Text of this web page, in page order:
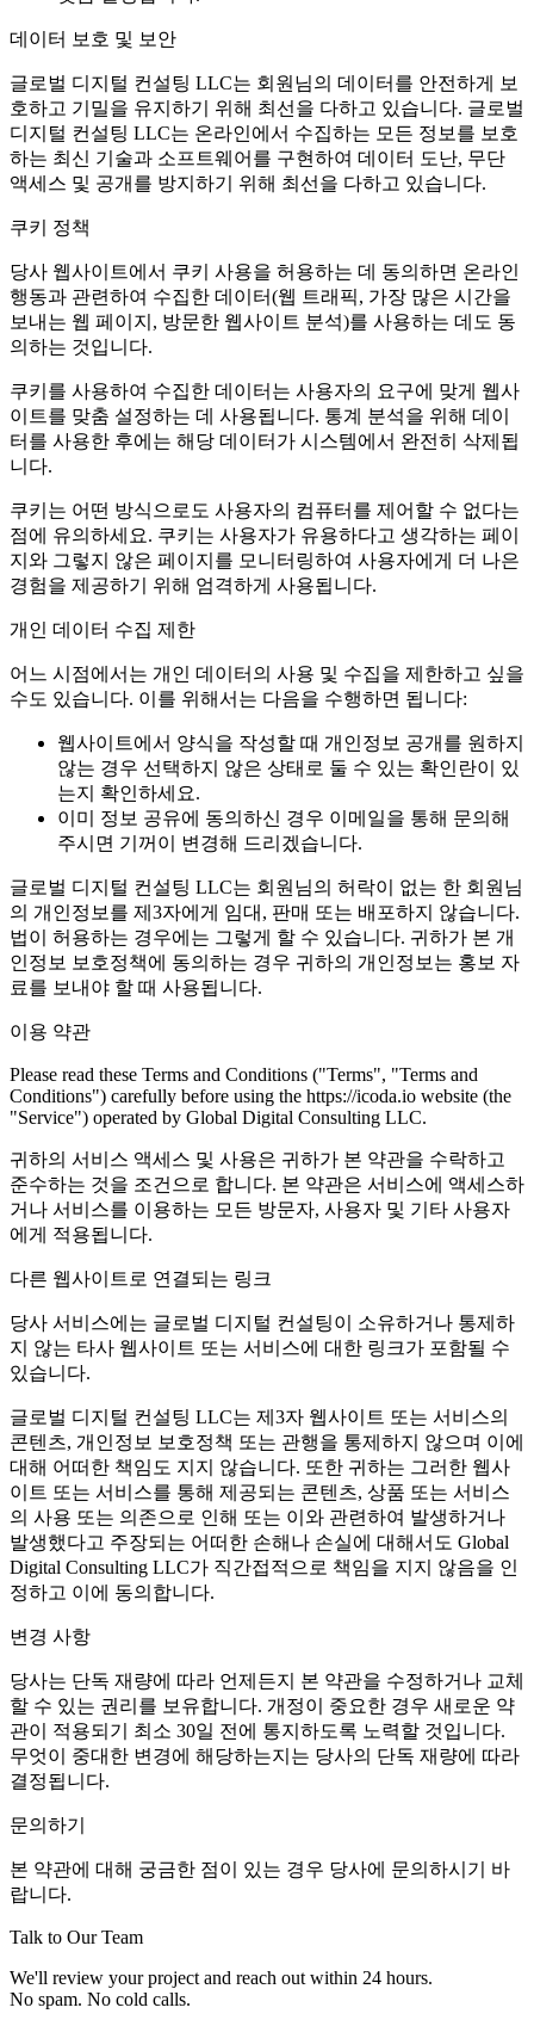
데이터 보호 및 보안
글로벌 디지털 컨설팅 LLC는 회원님의 데이터를 안전하게 보
호하고 기밀을 유지하기 위해 최선을 다하고 있습니다. 글로벌
디지털 컨설팅 LLC는 온라인에서 수집하는 모든 정보를 보호
하는 최신 기술과 소프트웨어를 구현하여 데이터 도난, 무단
액세스 및 공개를 방지하기 위해 최선을 다하고 있습니다.
쿠키 정책
당사 웹사이트에서 쿠키 사용을 허용하는 데 동의하면 온라인
행동과 관련하여 수집한 데이터(웹 트래픽, 가장 많은 시간을
보내는 웹 페이지, 방문한 웹사이트 분석)를 사용하는 데도 동
의하는 것입니다.
쿠키를 사용하여 수집한 데이터는 사용자의 요구에 맞게 웹사
이트를 맞춤 설정하는 데 사용됩니다. 통계 분석을 위해 데이
터를 사용한 후에는 해당 데이터가 시스템에서 완전히 삭제됩
니다.
쿠키는 어떤 방식으로도 사용자의 컴퓨터를 제어할 수 없다는
점에 유의하세요. 쿠키는 사용자가 유용하다고 생각하는 페이
지와 그렇지 않은 페이지를 모니터링하여 사용자에게 더 나은
경험을 제공하기 위해 엄격하게 사용됩니다.
개인 데이터 수집 제한
어느 시점에서는 개인 데이터의 사용 및 수집을 제한하고 싶을
수도 있습니다. 이를 위해서는 다음을 수행하면 됩니다:
웹사이트에서 양식을 작성할 때 개인정보 공개를 원하지
않는 경우 선택하지 않은 상태로 둘 수 있는 확인란이 있
는지 확인하세요.
이미 정보 공유에 동의하신 경우 이메일을 통해 문의해
주시면 기꺼이 변경해 드리겠습니다.
글로벌 디지털 컨설팅 LLC는 회원님의 허락이 없는 한 회원님
의 개인정보를 제3자에게 임대, 판매 또는 배포하지 않습니다.
법이 허용하는 경우에는 그렇게 할 수 있습니다. 귀하가 본 개
인정보 보호정책에 동의하는 경우 귀하의 개인정보는 홍보 자
료를 보내야 할 때 사용됩니다.
이용 약관
Please read these Terms and Conditions ("Terms", "Terms and
Conditions") carefully before using the https://icoda.io website (the
"Service") operated by Global Digital Consulting LLC.
귀하의 서비스 액세스 및 사용은 귀하가 본 약관을 수락하고
준수하는 것을 조건으로 합니다. 본 약관은 서비스에 액세스하
거나 서비스를 이용하는 모든 방문자, 사용자 및 기타 사용자
에게 적용됩니다.
다른 웹사이트로 연결되는 링크
당사 서비스에는 글로벌 디지털 컨설팅이 소유하거나 통제하
지 않는 타사 웹사이트 또는 서비스에 대한 링크가 포함될 수
있습니다.
글로벌 디지털 컨설팅 LLC는 제3자 웹사이트 또는 서비스의
콘텐츠, 개인정보 보호정책 또는 관행을 통제하지 않으며 이에
대해 어떠한 책임도 지지 않습니다. 또한 귀하는 그러한 웹사
이트 또는 서비스를 통해 제공되는 콘텐츠, 상품 또는 서비스
의 사용 또는 의존으로 인해 또는 이와 관련하여 발생하거나
발생했다고 주장되는 어떠한 손해나 손실에 대해서도 Global
Digital Consulting LLC가 직간접적으로 책임을 지지 않음을 인
정하고 이에 동의합니다.
변경 사항
당사는 단독 재량에 따라 언제든지 본 약관을 수정하거나 교체
할 수 있는 권리를 보유합니다. 개정이 중요한 경우 새로운 약
관이 적용되기 최소 30일 전에 통지하도록 노력할 것입니다.
무엇이 중대한 변경에 해당하는지는 당사의 단독 재량에 따라
결정됩니다.
문의하기
본 약관에 대해 궁금한 점이 있는 경우 당사에 문의하시기 바
랍니다.
Talk to Our Team
We'll review your project and reach out within 24 hours.
No spam. No cold calls.